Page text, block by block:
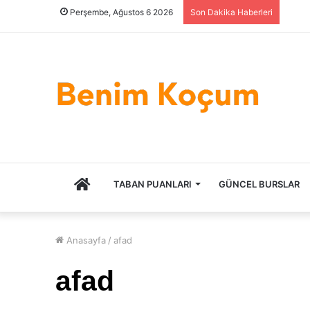
Perşembe, Ağustos 6 2026 Son Dakika Haberleri
ANASAYFATABAN PUANLARI GÜNCEL BURSLAR
Anasayfa / afad
afad